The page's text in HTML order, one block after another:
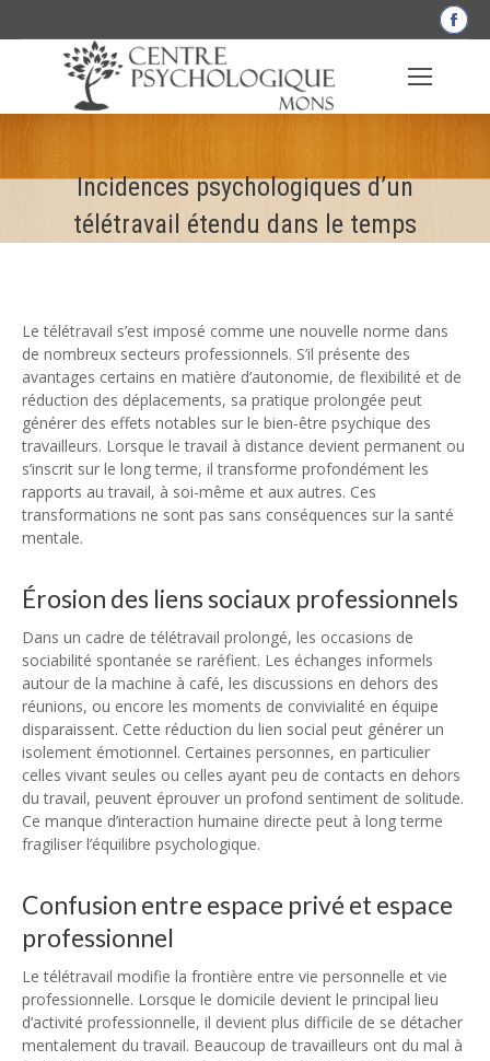
La
Incidences psychologiques d’un
télétravail étendu dans le temps
Le télétravail s’est imposé comme une nouvelle norme dans
de nombreux secteurs professionnels. S’il présente des
avantages certains en matière d’autonomie, de flexibilité et de
réduction des déplacements, sa pratique prolongée peut
générer des effets notables sur le bien-être psychique des
travailleurs. Lorsque le travail à distance devient permanent ou
s’inscrit sur le long terme, il transforme profondément les
rapports au travail, à soi-même et aux autres. Ces
transformations ne sont pas sans conséquences sur la santé
mentale.
Érosion des liens sociaux professionnels
Dans un cadre de télétravail prolongé, les occasions de
sociabilité spontanée se raréfient. Les échanges informels
autour de la machine à café, les discussions en dehors des
réunions, ou encore les moments de convivialité en équipe
disparaissent. Cette réduction du lien social peut générer un
isolement émotionnel. Certaines personnes, en particulier
celles vivant seules ou celles ayant peu de contacts en dehors
du travail, peuvent éprouver un profond sentiment de solitude.
Ce manque d’interaction humaine directe peut à long terme
fragiliser l’équilibre psychologique.
Confusion entre espace privé et espace
professionnel
Le télétravail modifie la frontière entre vie personnelle et vie
professionnelle. Lorsque le domicile devient le principal lieu
d’activité professionnelle, il devient plus difficile de se détacher
mentalement du travail. Beaucoup de travailleurs ont du mal à